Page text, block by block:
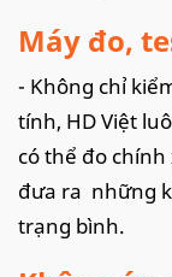
Máy đo,
- Không chỉ
tính, HD Việt
có thể đo
đưa ra những
trạng bình.